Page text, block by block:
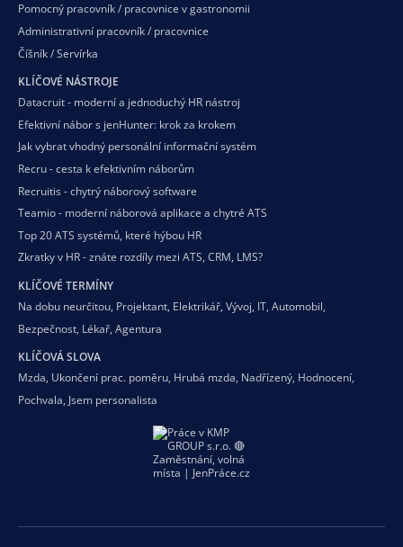
Pomocný pracovník / pracovnice v gastronomii
Administrativní pracovník / pracovnice
Číšník / Servírka
KLÍČOVÉ NÁSTROJE
Datacruit - moderní a jednoduchý HR nástroj
Efektivní nábor s jenHunter: krok za krokem
Jak vybrat vhodný personální informační systém
Recru - cesta k efektivním náborům
Recruitis - chytrý náborový software
Teamio - moderní náborová aplikace a chytré ATS
Top 20 ATS systémů, které hýbou HR
Zkratky v HR - znáte rozdíly mezi ATS, CRM, LMS?
KLÍČOVÉ TERMÍNY
Na dobu neurčitou, Projektant, Elektrikář, Vývoj, IT, Automobil,
Bezpečnost, Lékař, Agentura
KLÍČOVÁ SLOVA
Mzda, Ukončení prac. poměru, Hrubá mzda, Nadřízený, Hodnocení,
Pochvala, Jsem personalista